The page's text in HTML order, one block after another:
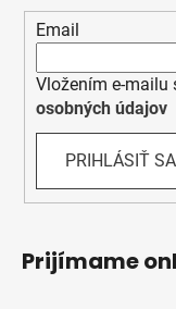
Email
Vložením e-mailu
osobných údajov
PRIHLÁSIŤ SA
Prijímame